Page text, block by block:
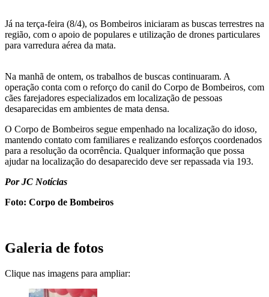
Já na terça-feira (8/4), os Bombeiros iniciaram as buscas terrestres na
região, com o apoio de populares e utilização de drones particulares
para varredura aérea da mata.
Na manhã de ontem, os trabalhos de buscas continuaram. A
operação conta com o reforço do canil do Corpo de Bombeiros, com
cães farejadores especializados em localização de pessoas
desaparecidas em ambientes de mata densa.
O Corpo de Bombeiros segue empenhado na localização do idoso,
mantendo contato com familiares e realizando esforços coordenados
para a resolução da ocorrência. Qualquer informação que possa
ajudar na localização do desaparecido deve ser repassada via 193.
Por JC Notícias
Foto: Corpo de Bombeiros
Galeria de fotos
Clique nas imagens para ampliar: